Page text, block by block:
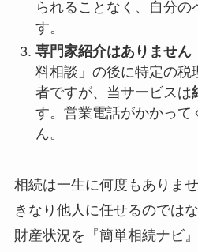
られることなく、自分の
す。
専門家紹介はありません
料相談」の後に特定の税
者ですが、当サービスは
す。営業電話がかかって
ん。
相続は一生に何度もありま
きなり他人に任せるのでは
財産状況を『簡単相続ナビ